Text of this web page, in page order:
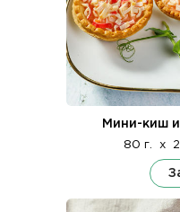
Мини-киш
80 г. x